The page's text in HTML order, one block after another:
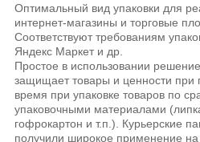
Оптимальный вид упаковки для
интернет-магазины и торговые
Соответствуют требованиям
Яндекс Маркет и др.
Простое в использовании
защищает товары и ценности при
время при упаковке товаров по
упаковочными материалами
гофрокартон и т.п.). Курьерские
получили широкое применение